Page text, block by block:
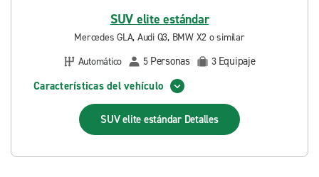
SUV elite estándar
Mercedes GLA, Audi Q3, BMW X2 o similar
Automático
5 Personas 3 Equipaje
Características del vehículo
SUV elite estándar Detalles